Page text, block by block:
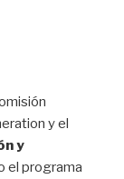
y el
y
el programa